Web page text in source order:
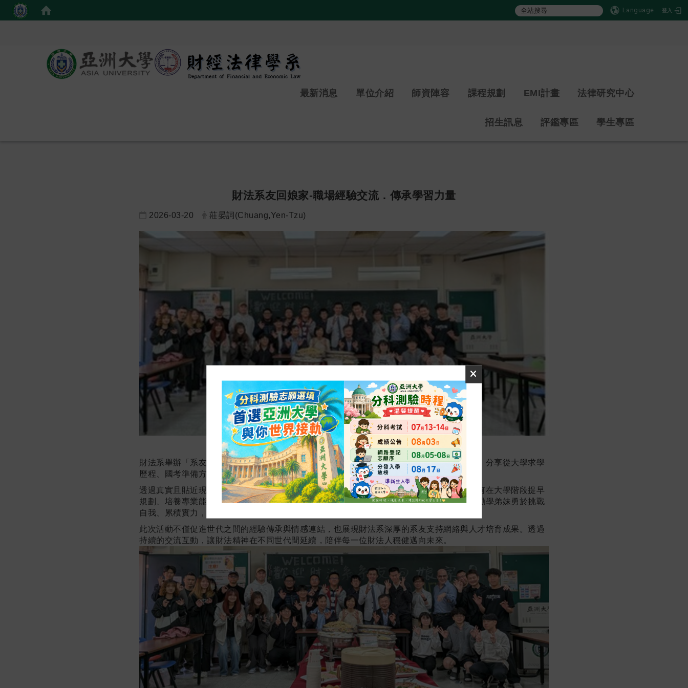
Language 登入
最新消息 單位介紹 師資陣容 課程規劃 EMI計畫 法律研究中心
招生訊息 評鑑專區 學生專區
財法系友回娘家-職場經驗交流．傳承學習力量
2026-03-20 莊晏詞(Chuang,Yen-Tzu)
財法系舉辦「系友回娘家」活動，邀請多位優秀學長姐重返母系，與在學學弟妹面對面交流，分享從大學求學
歷程、國考準備方式，到進入司法機關、金融機構與企業職場後的實務經驗與心路歷程。
透過真實且貼近現況的分享，讓同學更清楚了解未來可能的職涯方向與發展選擇，也學習如何在大學階段提早
規劃、培養專業能力與競爭優勢。學長姐們不僅提供寶貴的準備策略與時間管理經驗，更鼓勵學弟妹勇於挑戰
自我、累積實力，為未來職場做好準備。
此次活動不僅促進世代之間的經驗傳承與情感連結，也展現財法系深厚的系友支持網絡與人才培育成果。透過
持續的交流互動，讓財法精神在不同世代間延續，陪伴每一位財法人穩健邁向未來。